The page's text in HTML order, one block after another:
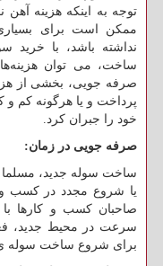
توجه به اینکه هزینه
ممکن است برای
نداشته باشد، با
ساخت، می توان
صرفه جویی، بخشی از
پرداخت و یا هرگونه کم
خود را جبران کرد.
صرفه جویی در زمان:
ساخت سوله جدید، مسلما
یا شروع مجدد در کسب و
صاحبان کسب و کارها
سرعت در محیط جدید،
برای شروع ساخت سوله ی